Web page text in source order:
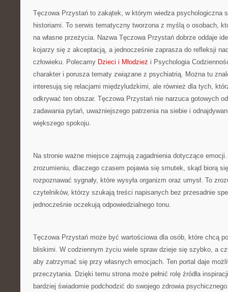
Tęczowa Przystań to zakątek, w którym wiedza psychologiczna
historiami. To serwis tematyczny tworzona z myślą o osobach,
na własne przeżycia. Nazwa Tęczowa Przystań dobrze oddaje
kojarzy się z akceptacją, a jednocześnie zaprasza do refleksji
człowieku. Polecamy Dzieci i Młodzież i Psychologia
charakter i porusza tematy związane z psychiatrią. Można tu
interesują się relacjami międzyludzkimi, ale również dla tych,
odkrywać ten obszar. Tęczowa Przystań nie narzuca gotowych
zadawania pytań, uważniejszego patrzenia na siebie i
większego spokoju.
Na stronie ważne miejsce zajmują zagadnienia dotyczące
zrozumieniu, dlaczego czasem pojawia się smutek, skąd biorą
rozpoznawać sygnały, które wysyła organizm oraz umysł. To
czytelników, którzy szukają treści napisanych bez przesadnie
jednocześnie oczekują odpowiedzialnego tonu.
Tęczowa Przystań może być wartościowa dla osób, które chcą
bliskimi. W codziennym życiu wiele spraw dzieje się szybko, a
aby zatrzymać się przy własnych emocjach. Ten portal daje
przeczytania. Dzięki temu strona może pełnić rolę źródła
bardziej świadomie podchodzić do swojego zdrowia